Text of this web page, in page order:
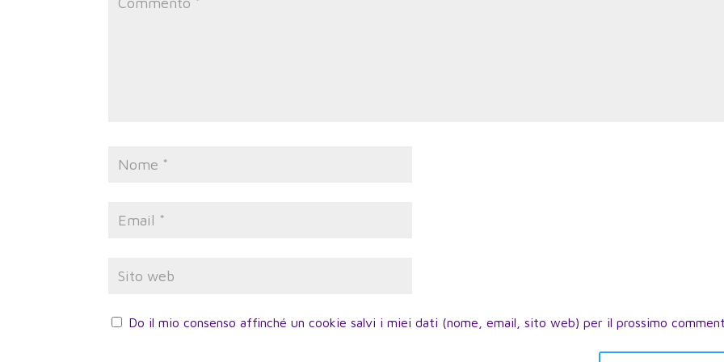
Do il mio consenso affinché un cookie salvi i miei dati (nome, email, sito web) per il prossimo